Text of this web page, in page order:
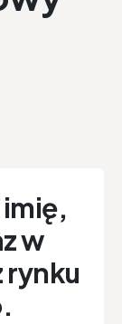
w
rynku